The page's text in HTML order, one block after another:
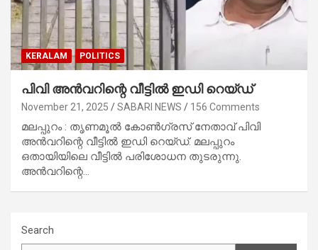
KERALAM POLITICS
പിവി അന്‍വറിന്റെ വീട്ടില്‍ ഇഡി റെയ്ഡ്
November 21, 2025 SABARI NEWS 156 Comments
മലപ്പുറം : തൃണമൂല്‍ കോണ്‍ഗ്രസ് നേതാവ് പിവി
അന്‍വറിന്റെ വീട്ടില്‍ ഇഡി റെയ്ഡ്. മലപ്പുറം
ഒതായിയിലെ വീട്ടില്‍ പരിശോധന തുടരുന്നു.
അന്‍വറിന്റെ…
Search